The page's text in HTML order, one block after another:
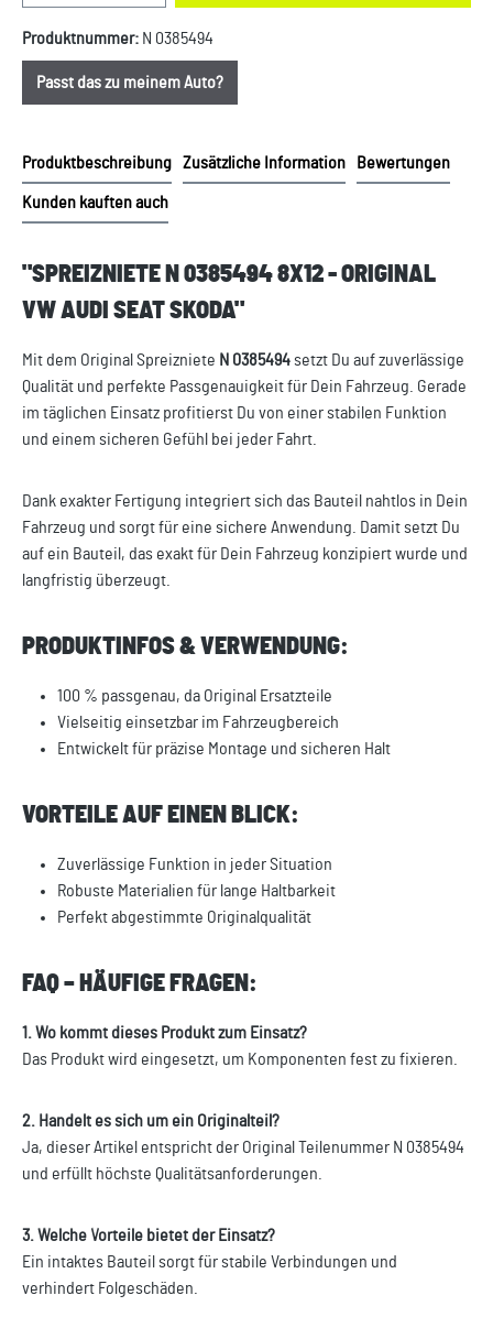
Produktnummer: N 0385494
Passt das zu meinem Auto?
Produktbeschreibung Zusätzliche Information Bewertungen
Kunden kauften auch
"SPREIZNIETE N 0385494 8X12 - ORIGINAL
VW AUDI SEAT SKODA"
Mit dem Original Spreizniete N 0385494setzt Du auf zuverlässige
Qualität und perfekte Passgenauigkeit für Dein Fahrzeug. Gerade
im täglichen Einsatz profitierst Du von einer stabilen Funktion
und einem sicheren Gefühl bei jeder Fahrt.
Dank exakter Fertigung integriert sich das Bauteil nahtlos in Dein
Fahrzeug und sorgt für eine sichere Anwendung. Damit setzt Du
auf ein Bauteil, das exakt für Dein Fahrzeug konzipiert wurde und
langfristig überzeugt.
PRODUKTINFOS & VERWENDUNG:
100 % passgenau, da Original Ersatzteile
Vielseitig einsetzbar im Fahrzeugbereich
Entwickelt für präzise Montage und sicheren Halt
VORTEILE AUF EINEN BLICK:
Zuverlässige Funktion in jeder Situation
Robuste Materialien für lange Haltbarkeit
Perfekt abgestimmte Originalqualität
FAQ – HÄUFIGE FRAGEN:
1. Wo kommt dieses Produkt zum Einsatz?
Das Produkt wird eingesetzt, um Komponenten fest zu fixieren.
2. Handelt es sich um ein Originalteil?
Ja, dieser Artikel entspricht der Original Teilenummer N 0385494
und erfüllt höchste Qualitätsanforderungen.
3. Welche Vorteile bietet der Einsatz?
Ein intaktes Bauteil sorgt für stabile Verbindungen und
verhindert Folgeschäden.